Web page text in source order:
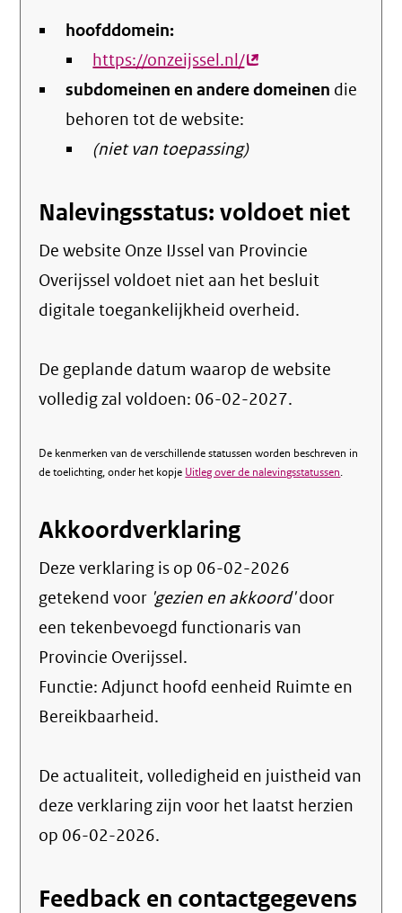
hoofddomein:
https://onzeijssel.nl/(externe
link)
subdomeinen en andere domeinen die
behoren tot de website:
(niet van toepassing)
Nalevingsstatus: voldoet niet
De website Onze IJssel van Provincie
Overijssel voldoet niet aan het besluit
digitale toegankelijkheid overheid.
De geplande datum waarop de website
volledig zal voldoen: 06-02-2027.
De kenmerken van de verschillende statussen worden beschreven in
de toelichting, onder het kopje Uitleg over de nalevingsstatussen.
Akkoordverklaring
Deze verklaring is op 06-02-2026
getekend voor 'gezien en akkoord'door
een tekenbevoegd functionaris van
Provincie Overijssel.
Functie:Adjunct hoofd eenheid Ruimte en
Bereikbaarheid.
De actualiteit, volledigheid en juistheid van
deze verklaring zijn voor het laatst herzien
op 06-02-2026.
Feedback en contactgegevens